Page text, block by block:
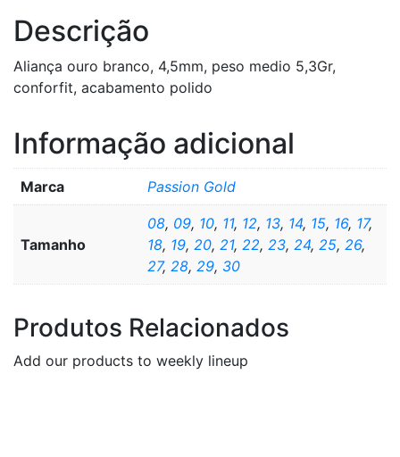
Descrição
Aliança ouro branco, 4,5mm, peso medio 5,3Gr,
conforfit, acabamento polido
Informação adicional
Marca Passion Gold
Tamanho
08, 09, 10, 11, 12, 13, 14, 15, 16, 17,
18, 19, 20, 21, 22, 23, 24, 25, 26,
27, 28, 29, 30
Produtos Relacionados
Add our products to weekly lineup